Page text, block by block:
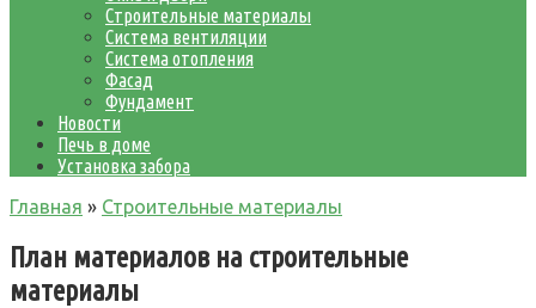
Строительные материалы
Система вентиляции
Система отопления
Фасад
Фундамент
Новости
Печь в доме
Установка забора
Главная » Строительные материалы
План материалов на строительные
материалы